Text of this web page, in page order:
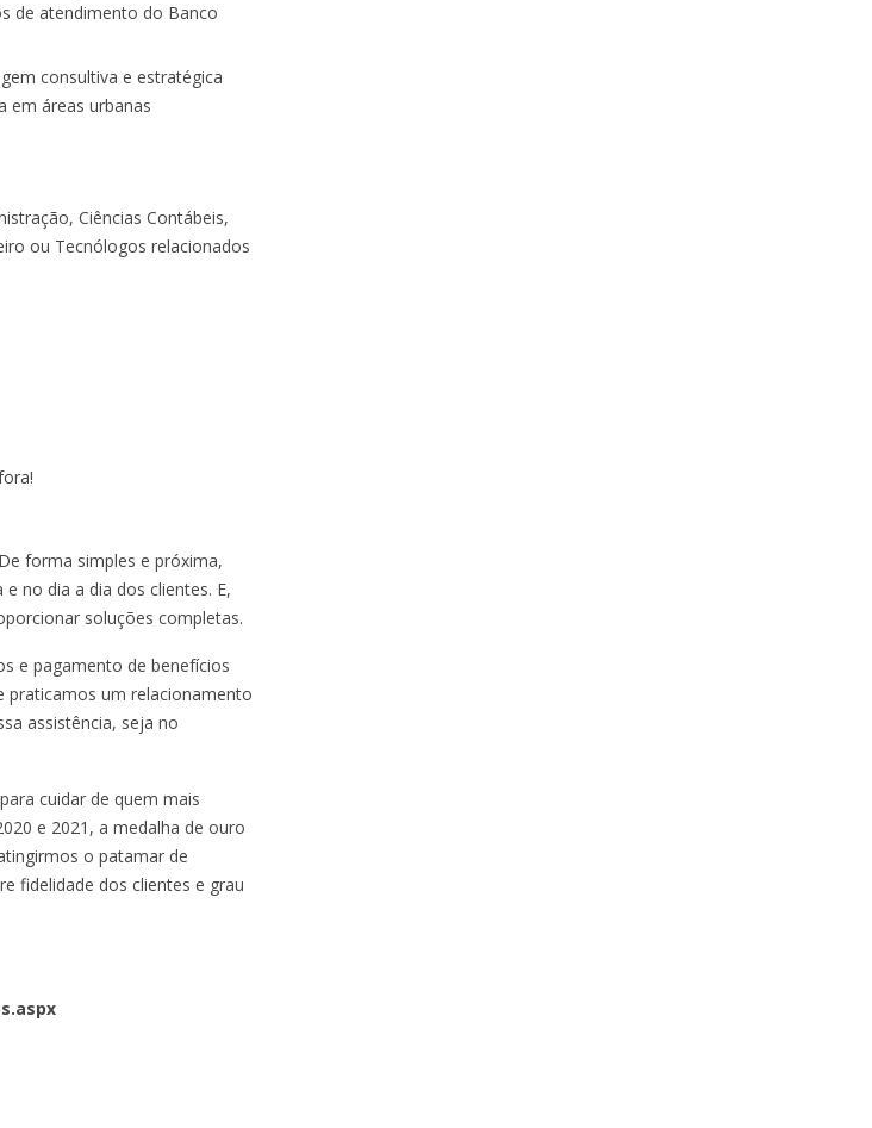
de atendimento do Banco
consultiva e estratégica
em áreas urbanas
Ciências Contábeis,
ou Tecnólogos relacionados
forma simples e próxima,
no dia a dia dos clientes. E,
soluções completas.
e pagamento de benefícios
praticamos um relacionamento
assistência, seja no
cuidar de quem mais
e 2021, a medalha de ouro
o patamar de
fidelidade dos ​clientes e grau